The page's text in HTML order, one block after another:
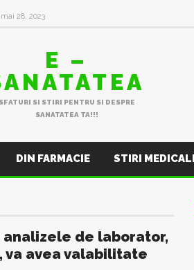
mai 28, 2023
E –
SFATURI SI STIRI PENTRU SI DESPRE
SANATATEA TA!!!
DIN FARMACIE STIRI
de laborator,
va avea valabilitate